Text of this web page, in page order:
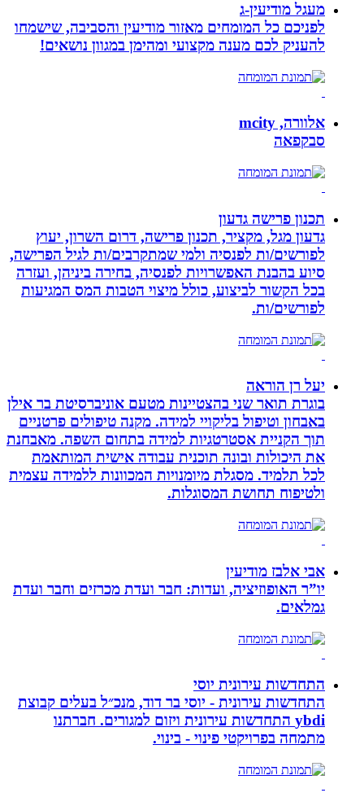
מעגל מודיעין-ג
לפניכם כל המומחים מאזור מודיעין והסביבה, שישמחו
להעניק לכם מענה מקצועי ומהימן במגוון נושאים!
אלוורה, mcity
סבקפאה
תכנון פרישה גדעון
גדעון מגל, מקציר, תכנון פרישה, דרום השרון, יעוץ
לפורשים/ות לפנסיה ולמי שמתקרבים/ות לגיל הפרישה,
סיוע בהבנת האפשרויות לפנסיה, בחירה ביניהן, ועזרה
בכל הקשור לביצוע, כולל מיצוי הטבות המס המגיעות
לפורשים/ות.
יעל רן הוראה
בוגרת תואר שני בהצטיינות מטעם אוניברסיטת בר אילן
באבחון וטיפול בליקויי למידה. מקנה טיפולים פרטניים
תוך הקניית אסטרטגיות למידה בתחום השפה. מאבחנת
את היכולות ובונה תוכנית עבודה אישית המותאמת
לכל תלמיד. מסגלת מיומנויות המכוונות ללמידה עצמית
ולטיפוח תחושת המסוגלות.
אבי אלבז מודיעין
יו”ר האופוזיציה, ועדות: חבר ועדת מכרזים וחבר ועדת
גמלאים.
התחדשות עירונית יוסי
התחדשות עירונית - יוסי בר דוד, מנכ״ל בעלים קבוצת
ybdi התחדשות עירונית ויזום למגורים. חברתנו
מתמחה בפרויקטי פינוי - בינוי.